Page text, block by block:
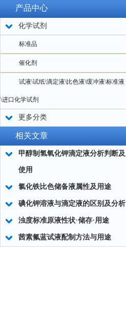
产品中心
化学试剂
标准品
催化剂
试液\试纸\滴定液\比色液\缓冲液\标准液
\进口化学试剂
更多分类
相关文章
甲醇制氢氧化钾滴定液分析判断及
使用
氯化铁比色储备液属性及用途
碘化钾溶液与滴定液的区别及分析
浊度标准原液性状·储存·用途
茜素氟蓝试液配制方法与用途